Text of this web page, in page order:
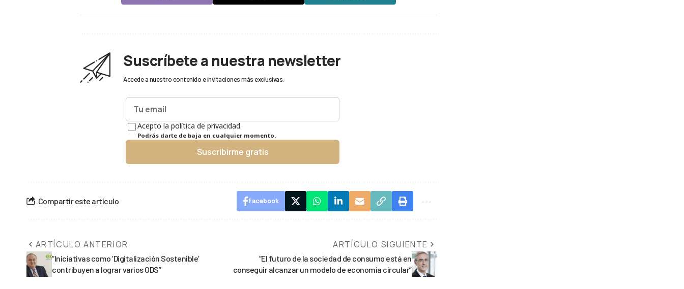
Suscríbete a nuestra newsletter
Accede a nuestro contenido e invitaciones más exclusivas.
Acepto la política de privacidad.
Podrás darte de baja en cualquier momento.
Suscribirme gratis
Compartir este artículo Facebook
ARTÍCULO ANTERIOR
“Iniciativas como ‘Digitalización Sostenible’
contribuyen a lograr varios ODS”
ARTÍCULO SIGUIENTE
“El futuro de la sociedad de consumo está en
conseguir alcanzar un modelo de economía circular”